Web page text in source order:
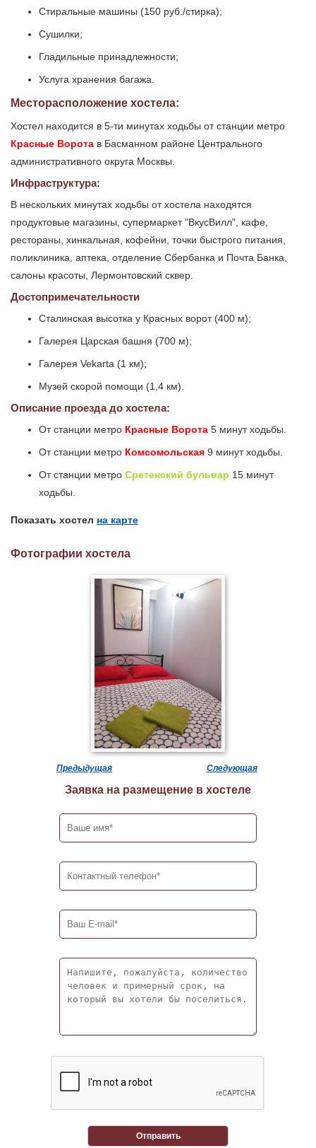
Стиральные машины (150 руб./стирка);
Сушилки;
Гладильные принадлежности;
Услуга хранения багажа.
Месторасположение хостела:
Хостел находится в 5-ти минутах ходьбы от станции метро
Красные Ворота в Басманном районе Центрального
административного округа Москвы.
Инфраструктура:
В нескольких минутах ходьбы от хостела находятся
продуктовые магазины, супермаркет "ВкусВилл", кафе,
рестораны, хинкальная, кофейни, точки быстрого питания,
поликлиника, аптека, отделение Сбербанка и Почта Банка,
салоны красоты, Лермонтовский сквер.
Достопримечательности
Сталинская высотка у Красных ворот (400 м);
Галерея Царская башня (700 м);
Галерея Vekarta (1 км);
Музей скорой помощи (1,4 км).
Описание проезда до хостела:
От станции метро Красные Ворота 5 минут ходьбы.
От станции метро Комсомольская 9 минут ходьбы.
От станции метро Сретенский бульвар 15 минут
ходьбы.
Показать хостел на карте
Фотографии хостела
Предыдущая Следующая
Заявка на размещение в хостеле
Отправить